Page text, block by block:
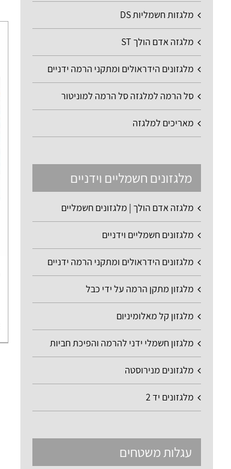
מלגזות חשמליות DS
מלגזה אדם הולך ST
מלגזונים הידראולים ומתקני הרמה ידניים
סל הרמה למלגזה סל הרמה למוניטור
מאריכים למלגזה
מלגזונים חשמליים וידניים
מלגזה אדם הולך | מלגזונים חשמליים
מלגזונים חשמליים וידניים
מלגזונים הידראולים ומתקני הרמה ידניים
מלגזון מתקן הרמה על ידי כבל
מלגזון קל מאלומיניום
מלגזון חשמלי ידני להרמה והפיכת חביות
מלגזונים מנירוסטה
מלגזונים יד 2
עגלות משטחים